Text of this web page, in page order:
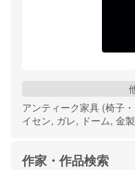
アンティーク家具 (椅子
イセン, ガレ, ドーム, 金
作家・作品検索